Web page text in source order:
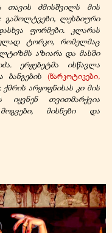
თავის ძმისშვილს მის
გაშოლტვები, ლესბიური
ფორმები. კლარას
ტორკო, რომელმაც
აზიარა და მასში
ერჟებეტმა ისწავლა
ბანგების (ნარკოტიკები,
არყოფნისას კი მის
იყვნენ თვითმარქვია
მისნები და